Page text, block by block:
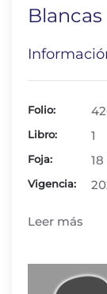
Folio:
Libro: 1
Foja: 18
Vigencia:
Leer más